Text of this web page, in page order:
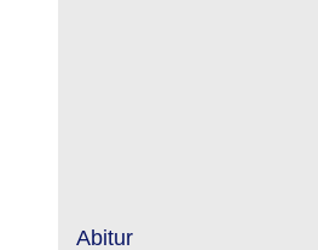
Abitur